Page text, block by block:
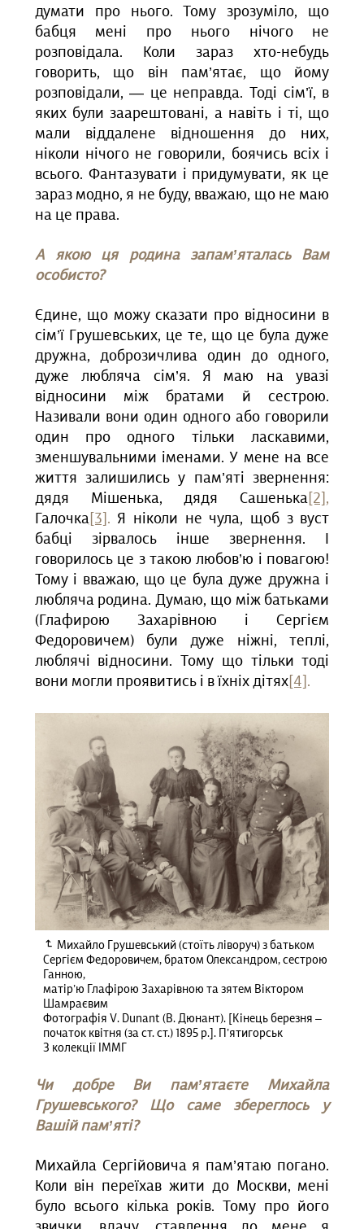
думати про нього. Тому зрозуміло, що
бабця мені про нього нічого не
розповідала. Коли зараз хто-небудь
говорить, що він пам’ятає, що йому
розповідали, — це неправда. Тоді сім’ї, в
яких були заарештовані, а навіть і ті, що
мали віддалене відношення до них,
ніколи нічого не говорили, боячись всіх і
всього. Фантазувати і придумувати, як це
зараз модно, я не буду, вважаю, що не маю
на це права.
А якою ця родина запам’яталась Вам
особисто?
Єдине, що можу сказати про відносини в
сім’ї Грушевських, це те, що це була дуже
дружна, доброзичлива один до одного,
дуже любляча сім’я. Я маю на увазі
відносини між братами й сестрою.
Називали вони один одного або говорили
один про одного тільки ласкавими,
зменшувальними іменами. У мене на все
життя залишились у пам’яті звернення:
дядя Мішенька, дядя Сашенька [2] ,
Галочка[3] . Я ніколи не чула, щоб з вуст
бабці зірвалось інше звернення. І
говорилось це з такою любов’ю і повагою!
Тому і вважаю, що це була дуже дружна і
любляча родина. Думаю, що між батьками
(Глафирою Захарівною і Сергієм
Федоровичем) були дуже ніжні, теплі,
люблячі відносини. Тому що тільки тоді
вони могли проявитись і в їхніх дітях[4] .
Михайло Грушевський (стоїть ліворуч) з батьком
Сергієм Федоровичем, братом Олександром, сестрою
Ганною,
матір’ю Глафірою Захарівною та зятем Віктором
Шамраєвим
Фотографія V. Dunant (В. Дюнант). [Кінець березня –
початок квітня (за ст. ст.) 1895 р.]. П’ятигорськ
З колекції ІММГ
Чи добре Ви пам’ятаєте Михайла
Грушевського? Що саме збереглось у
Вашій пам’яті?
Михайла Сергійовича я пам’ятаю погано.
Коли він переїхав жити до Москви, мені
було всього кілька років. Тому про його